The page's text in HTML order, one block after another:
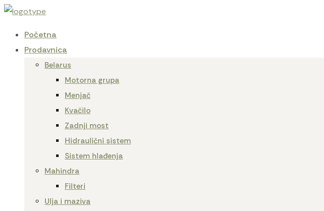
Početna
Prodavnica
Belarus
Motorna grupa
Menjač
Kvačilo
Zadnji most
Hidraulični sistem
Sistem hlađenja
Mahindra
Filteri
Ulja i maziva